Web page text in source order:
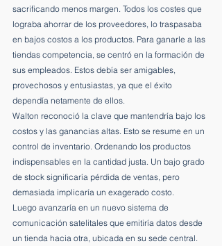
sacrificando menos margen. Todos los costes que
lograba ahorrar de los proveedores, lo traspasaba
en bajos costos a los productos. Para ganarle a las
tiendas competencia, se centró en la formación de
sus empleados. Estos debía ser amigables,
provechosos y entusiastas, ya que el éxito
dependía netamente de ellos.
Walton reconoció la clave que mantendría bajo los
costos y las ganancias altas. Esto se resume en un
control de inventario. Ordenando los productos
indispensables en la cantidad justa. Un bajo grado
de stock significaría pérdida de ventas, pero
demasiada implicaría un exagerado costo.
Luego avanzaría en un nuevo sistema de
comunicación satelitales que emitiría datos desde
un tienda hacia otra, ubicada en su sede central.